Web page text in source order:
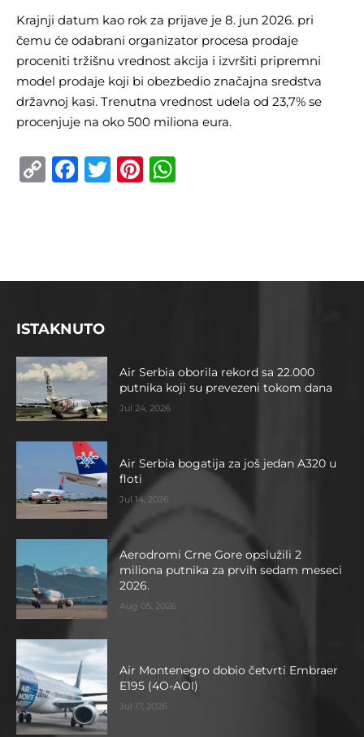
Krajnji datum kao rok za prijave je 8. jun 2026. pri
čemu će odabrani organizator procesa prodaje
proceniti tržišnu vrednost akcija i izvršiti pripremni
model prodaje koji bi obezbedio značajna sredstva
državnoj kasi. Trenutna vrednost udela od 23,7% se
procenjuje na oko 500 miliona eura.
CopyFacebook
TwitterPinterest
ISTAKNUTO
Air Serbia oborila rekord sa 22.000
putnika koji su prevezeni tokom dana
Jul 24, 2026
Air Serbia bogatija za još jedan A320 u
floti
Jul 14, 2026
Aerodromi Crne Gore opslužili 2
miliona putnika za prvih sedam meseci
2026.
Aug 05, 2026
Air Montenegro dobio četvrti Embraer
E195 (4O-AOI)
Jul 17, 2026